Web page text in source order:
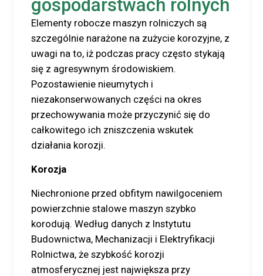
gospodarstwach rolnych
Elementy robocze maszyn rolniczych są
szczególnie narażone na zużycie korozyjne, z
uwagi na to, iż podczas pracy często stykają
się z agresywnym środowiskiem.
Pozostawienie nieumytych i
niezakonserwowanych części na okres
przechowywania może przyczynić się do
całkowitego ich zniszczenia wskutek
działania korozji.
Korozja
Niechronione przed obfitym nawilgoceniem
powierzchnie stalowe maszyn szybko
korodują. Według danych z Instytutu
Budownictwa, Mechanizacji i Elektryfikacji
Rolnictwa, że szybkość korozji
atmosferycznej jest największa przy